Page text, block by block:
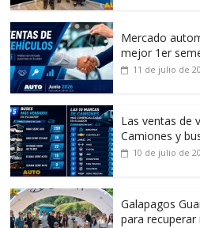
Mercado
mejor 1er
11 de julio de
Las ventas de
Camiones y
10 de julio de
Galapagos
para recuperar